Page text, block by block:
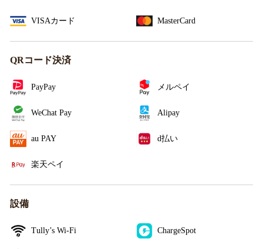
VISAカード MasterCard
QRコード決済
PayPay メルペイ
WeChat Pay Alipay
au PAY d払い
楽天ペイ
設備
Tully’s Wi-Fi ChargeSpot